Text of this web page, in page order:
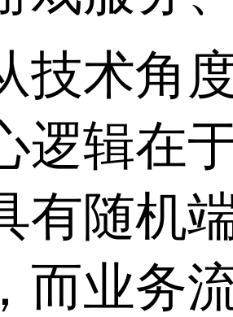
角度
逻辑在
有随机
而业务